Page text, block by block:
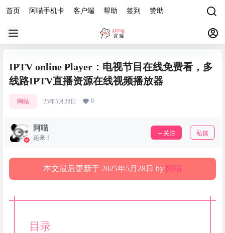
首页 阿喵手机卡 客户端 帮助 签到 赞助
IPTV online Player：电视节目在线免费看，多
线路IPTV直播资源在线视频播放器
网站 25年5月28日 0
阿喵
起来！
关注 私信
本文最后更新于 2025年5月28日 by 阿喵
目录